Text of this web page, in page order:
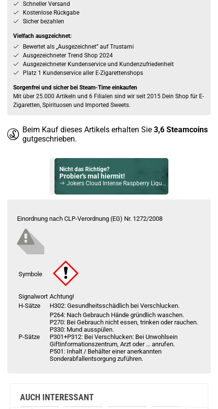
Schneller Versand
Kostenlose Rückgabe
Sicher bezahlen
Vielfach ausgzeichnet:
Bewertet als „Ausgezeichnet” auf Trustami
Ausgezeichneter Trend Shop 2024
Ausgezeichneter Kundenservice und Kundenzufriedenheit
Platz 1 Kundenservice aller E-Zigarettenshops
Sorgenfrei und sicher bei Steam-Time einkaufen
Mit über 25.000 Artikeln und 6 Filialen sind wir seit 2015 Dein Shop für E-
Zigaretten, Spirituosen und Imported Sweets.
Beim Kauf dieses Artikels erhalten Sie 3,6 Steamcoins
gutgeschrieben.
Nicht das Richtige?
Probier's mal hiermit!
Jokers Cloud Intense Raspberry Liquid 10ml / 10mg Nikotinsalz
Jokers Cloud Intense Dragonfruit Lychee Liquid 10ml / 9mg
Einordnung nach CLP-Verordnung (EG) Nr. 1272/2008
Symbole
Signalwort Achtung!
H-Sätze
H302: Gesundheitsschädlich bei Verschlucken.
P-Sätze
P264: Nach Gebrauch Hände gründlich waschen.
P270: Bei Gebrauch nicht essen, trinken oder rauchen.
P330: Mund ausspülen.
P301+P312: Bei Verschlucken: Bei Unwohlsein
Giftinformationszentrum, Arzt oder … anrufen.
P501: Inhalt / Behälter einer anerkannten
Sonderabfallentsorgung zuführen.
AUCH INTERESSANT